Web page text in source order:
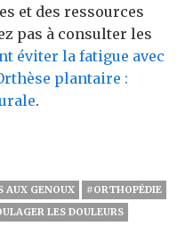
et des ressources
pas à consulter les
éviter la fatigue avec
plantaire :
.
AUX GENOUX
#ORTHOPÉDIE
LES DOULEURS